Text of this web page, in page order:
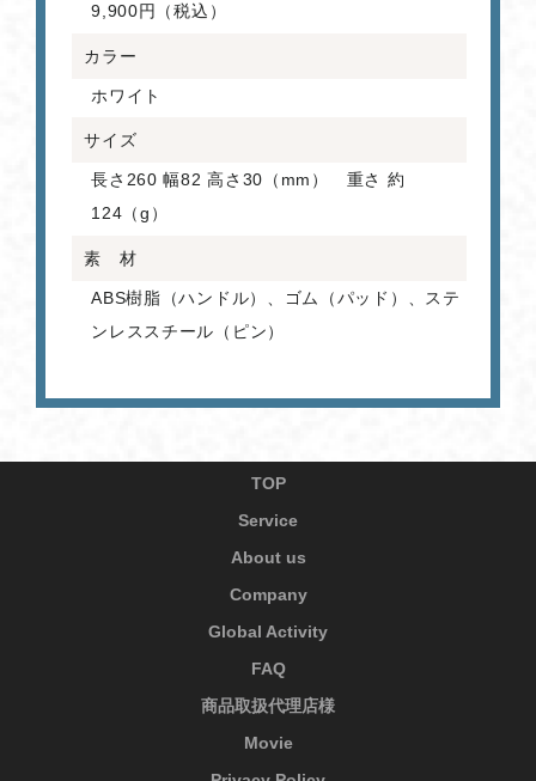
9,900円（税込）
カラー
ホワイト
サイズ
長さ260 幅82 高さ30（mm） 重さ 約
124（g）
素 材
ABS樹脂（ハンドル）、ゴム（パッド）、ステ
ンレススチール（ピン）
TOP
Service
About us
Company
Global Activity
FAQ
商品取扱代理店様
Movie